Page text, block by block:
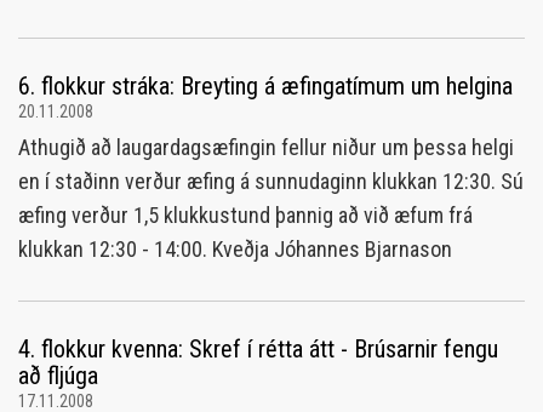
6. flokkur stráka: Breyting á æfingatímum um helgina
20.11.2008
Athugið að laugardagsæfingin fellur niður um þessa helgi
en í staðinn verður æfing á sunnudaginn klukkan 12:30. Sú
æfing verður 1,5 klukkustund þannig að við æfum frá
klukkan 12:30 - 14:00. Kveðja Jóhannes Bjarnason
4. flokkur kvenna: Skref í rétta átt - Brúsarnir fengu
að fljúga
17.11.2008